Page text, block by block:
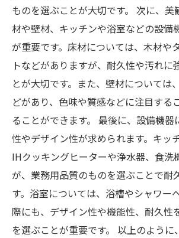
ものを選ぶことが大切です。 次に、
材や壁材、キッチンや浴室などの設備
が重要です。床材については、木材や
トなどがありますが、耐久性や汚れに
とが大切です。また、壁材については
どがあり、色味や質感などに注目する
ることができます。 最後に、設備機
性やデザイン性が求められます。キッ
IHクッキングヒーターや浄水器、食洗
が、業務用品質のものを選ぶことで耐
す。浴室については、浴槽やシャワー
際にも、デザイン性や機能性、耐久性
を選ぶことが重要です。 以上のように